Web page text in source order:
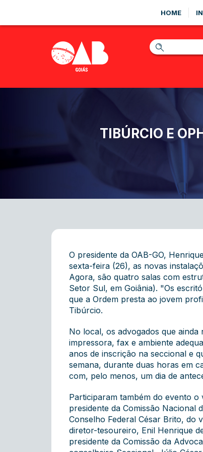
HOME
TIBÚRCIO E
O presidente da OAB-GO,
sexta-feira (26), as novas
Agora, são quatro salas com
Setor Sul, em Goiânia). "Os
que a Ordem presta ao jovem
Tibúrcio.
No local, os advogados que
impressora, fax e ambiente
anos de inscrição na seccional e
semana, durante duas horas em
com, pelo menos, um dia de
Participaram também do evento
presidente da Comissão Nacional
Conselho Federal César Brito, do
diretor-tesoureiro, Enil Henrique
presidente da Comissão da